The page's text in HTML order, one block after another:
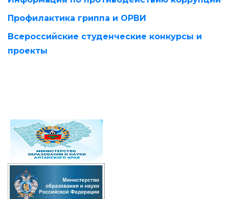
Профилактика гриппа и ОРВИ
Всероссийские студенческие конкурсы и
проекты